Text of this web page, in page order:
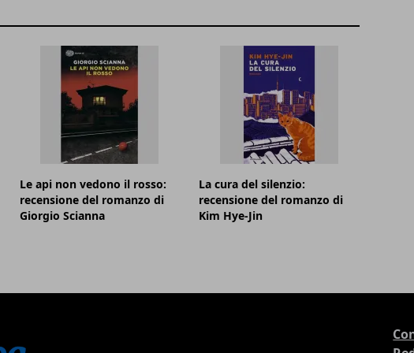
Le api non vedono il rosso:
recensione del romanzo di
Giorgio Scianna
La cura del silenzio:
recensione del romanzo di
Kim Hye-Jin